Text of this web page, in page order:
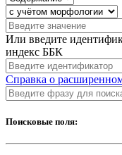
Или введите
индекс ББК
Справка о
Поисковые поля: